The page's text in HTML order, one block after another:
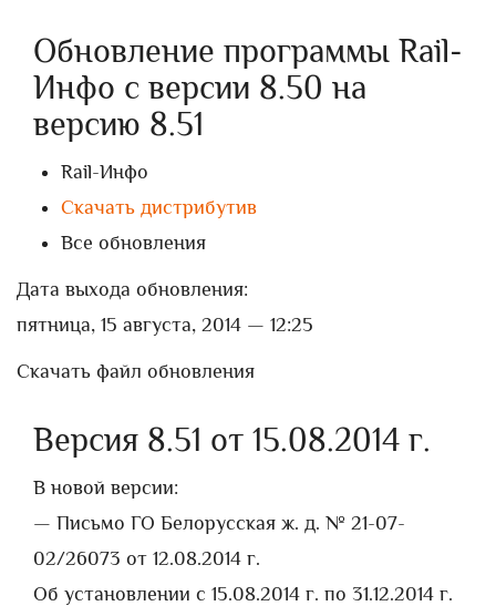
Обновление программы Rail-
Инфо с версии 8.50 на
версию 8.51
Rail-Инфо
Скачать дистрибутив
Все обновления
Дата выхода обновления:
пятница, 15 августа, 2014 — 12:25
Скачать файл обновления
Версия 8.51 от 15.08.2014 г.
В новой версии:
— Письмо ГО Белорусская ж. д. № 21-07-
02/26073 от 12.08.2014 г.
Об установлении с 15.08.2014 г. по 31.12.2014 г.